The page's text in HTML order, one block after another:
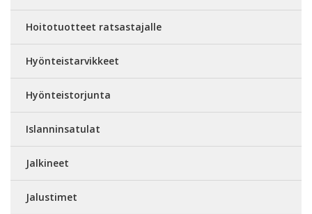
Hoitotuotteet ratsastajalle
Hyönteistarvikkeet
Hyönteistorjunta
Islanninsatulat
Jalkineet
Jalustimet